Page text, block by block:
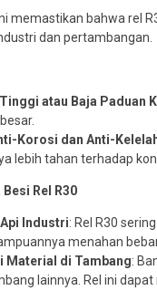
memastikan bahwa rel
dan pertambangan.
atau Baja Paduan
Korosi dan Anti-
lebih tahan terhadap
Rel R30
Industri: Rel R30
menahan
Material di Tambang:
lainnya. Rel ini